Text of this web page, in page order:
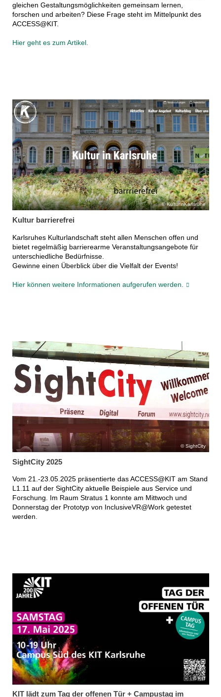
gleichen Gestaltungsmöglichkeiten gemeinsam lernen,
forschen und arbeiten? Diese Frage steht im Mittelpunkt des
ACCESS@KIT.
Hier geht es zum Artikel.
KulturinKarlsruhe
Kultur barrierefrei
Karlsruhes Kulturlandschaft steht allen Menschen offen und
bietet regelmäßig barrierearme Veranstaltungsangebote für
unterschiedliche Bedürfnisse.
Gewinne einen Überblick über die Vielfalt der Events!
Hier können weitere Informationen aufgerufen werden.
SightCity
SightCity 2025
Vom 21.-23.05.2025 präsentierte das ACCESS@KIT am Stand
L1.11 auf der SightCity aktuelle Beispiele aus Service und
Forschung. Im Raum Stratus 1 konnte am Mittwoch und
Donnerstag der Prototyp von InclusiveVR@Work getestet
werden.
KIT
KIT lädt zum Tag der offenen Tür + Campustag im